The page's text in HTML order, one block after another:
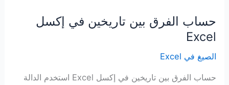
حساب الفرق بين تاريخين في إكسل
Excel
الصيغ في Excel
حساب الفرق بين تاريخين في إكسل Excel استخدم الدالة